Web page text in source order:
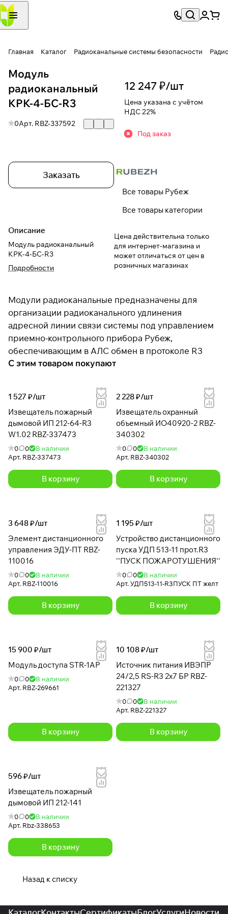
Главная Каталог Радиоканальные системы безопасности
Модуль
радиоканальный
КРК-4-БС-R3
0Арт. RBZ-337592
Заказать
Описание
Модуль радиоканальный
КРК-4-БС-R3
Подробности
12 247 ₽/шт
Цена указана с учётом
НДС 22%
Под заказ
Все товары Рубеж
Все товары категории
Цена действительна только
для интернет-магазина и
может отличаться от цен в
розничных магазинах
Модули радиоканальные предназначены для
организации радиоканального удлинения
адресной линии связи системы под управлением
приемно-контрольного прибора Рубеж,
обеспечивающим в АЛС обмен в протоколе R3
С этим товаром покупают
1 527 ₽/шт
Извещатель пожарный
дымовой ИП 212-64-R3
W1.02 RBZ-337473
0 0
В наличии
Арт. RBZ-337473
В корзину
2 228 ₽/шт
Извещатель охранный
объемный ИО40920-2 RBZ-
340302
0 0
В наличии
Арт. RBZ-340302
В корзину
3 648 ₽/шт
Элемент дистанционного
управления ЭДУ-ПТ RBZ-
110016
0 0
В наличии
Арт. RBZ-110016
В корзину
1 195 ₽/шт
Устройство дистанционного
пуска УДП 513-11 прот.R3
''ПУСК ПОЖАРОТУШЕНИЯ''
0 0
В наличии
Арт.УДП513-11-R3ПУСК ПТ желт
В корзину
15 900 ₽/шт
Модуль доступа STR-1AP
0 0
В наличии
Арт. RBZ-269661
В корзину
10 108 ₽/шт
Источник питания ИВЭПР
24/2,5 RS-R3 2х7 БР RBZ-
221327
0 0
В наличии
Арт. RBZ-221327
В корзину
596 ₽/шт
Извещатель пожарный
дымовой ИП 212-141
0 0
В наличии
Арт. Rbz-338653
В корзину
Назад к списку